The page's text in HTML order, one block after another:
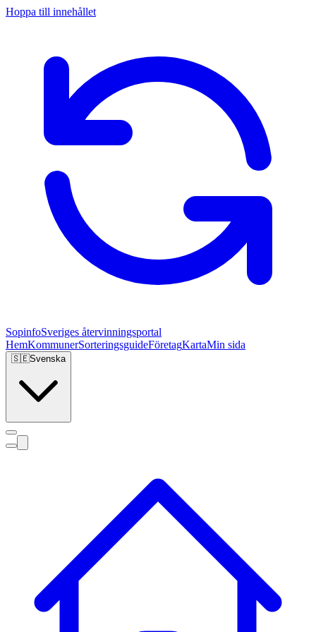
Hoppa till innehållet
SopinfoSveriges återvinningsportal
HemKommunerSorteringsguideFöretagKartaMin sida
🇸🇪Svenska